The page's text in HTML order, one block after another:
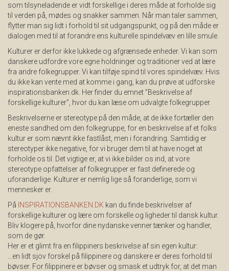
som tilsyneladende er vidt forskellige i deres måde at forholde sig
til verden på, mødes og snakker sammen. Når man taler sammen,
flytter man sig lidt i forhold til sit udgangspunkt, og på den måde er
dialogen med til at forandre ens kulturelle spindelvæv en lille smule.
Kulturer er derfor ikke lukkede og afgrænsede enheder. Vi kan som
danskere udfordre vore egne holdninger og traditioner ved at lære
fra andre folkegrupper. Vi kan tilføje spind til vores spindelvæv. Hvis
du ikke kan vente med at komme i gang, kan du prøve at udforske
inspirationsbanken.dk. Her finder du emnet ”Beskrivelse af
forskellige kulturer”, hvor du kan læse om udvalgte folkegrupper.
Beskrivelserne er stereotype på den måde, at de ikke fortæller den
eneste sandhed om den folkegruppe, for en beskrivelse af et folks
kultur er som nævnt ikke fastlåst, men i forandring. Samtidig er
stereotyper ikke negative, for vi bruger dem til at have noget at
forholde os til. Det vigtige er, at vi ikke bilder os ind, at vore
stereotype opfattelser af folkegrupper er fast definerede og
uforanderlige. Kulturer er nemlig lige så foranderlige, som vi
mennesker er.
På INSPIRATIONSBANKEN.DK kan du finde beskrivelser af
forskellige kulturer og lære om forskelle og ligheder til dansk kultur.
Bliv klogere på, hvorfor dine nydanske venner tænker og handler,
som de gør.
Her er et glimt fra en filippiners beskrivelse af sin egen kultur:
…en lidt sjov forskel på filippinere og danskere er deres forhold til
bøvser. For filippinere er bøvser og smask et udtryk for, at det man